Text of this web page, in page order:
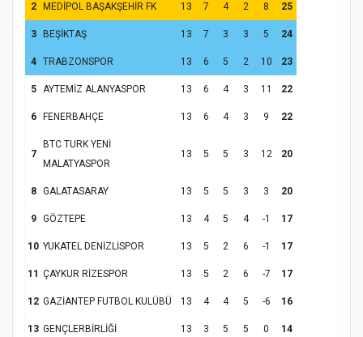
Kapanış Programı
2 MEDİPOL BAŞAKŞEHİR FK 13 7 4 2 8 25
3 BEŞİKTAŞ 13 7 3 3 5 24
4 TRABZONSPOR 13 6 5 2 10 23
5 AYTEMİZ ALANYASPOR 13 6 4 3 11 22
6 FENERBAHÇE 13 6 4 3 9 22
7
BTC TURK YENİ
MALATYASPOR
13 5 5 3 12 20
8 GALATASARAY 13 5 5 3 3 20
9 GÖZTEPE 13 4 5 4 -1 17
10 YUKATEL DENİZLİSPOR 13 5 2 6 -1 17
11 ÇAYKUR RİZESPOR 13 5 2 6 -7 17
12 GAZİANTEP FUTBOL KULÜBÜ 13 4 4 5 -6 16
13 GENÇLERBİRLİĞİ 13 3 5 5 0 14